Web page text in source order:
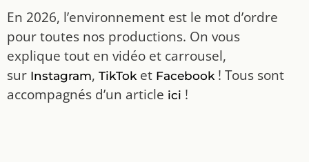
En 2026, l’environnement est le mot d’ordre
pour toutes nos productions. On vous
explique tout en vidéo et carrousel,
sur Instagram, TikToket Facebook! Tous sont
accompagnés d’un article ici !